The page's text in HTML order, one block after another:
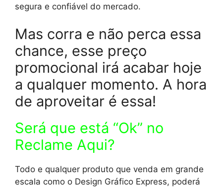
segura e confiável do mercado.
Mas corra e não perca essa
chance, esse preço
promocional irá acabar hoje
a qualquer momento. A hora
de aproveitar é essa!
Será que está “Ok” no
Reclame Aqui?
Todo e qualquer produto que venda em grande
escala como o Design Gráfico Express, poderá